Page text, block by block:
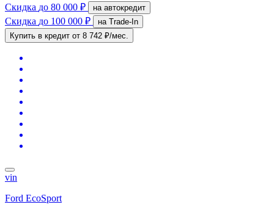
Скидка до 80 000 ₽ на автокредит
Скидка до 100 000 ₽
на Trade-In
Купить в кредит от 8 742 ₽/мес.
vin
Ford EcoSport